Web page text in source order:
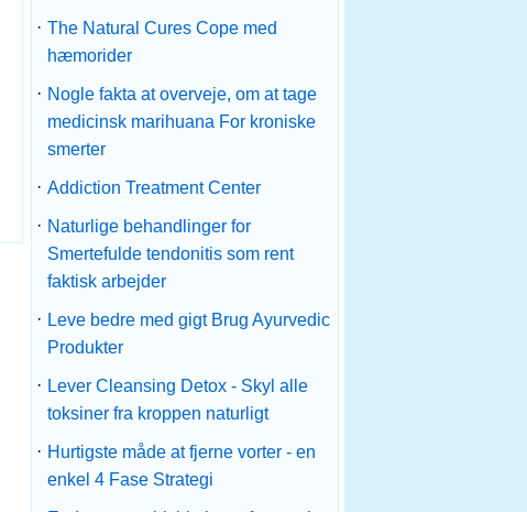
· The Natural Cures Cope med
hæmorider
· Nogle fakta at overveje, om at tage
medicinsk marihuana For kroniske
smerter
· Addiction Treatment Center
· Naturlige behandlinger for
Smertefulde tendonitis som rent
faktisk arbejder
· Leve bedre med gigt Brug Ayurvedic
Produkter
· Lever Cleansing Detox - Skyl alle
toksiner fra kroppen naturligt
· Hurtigste måde at fjerne vorter - en
enkel 4 Fase Strategi